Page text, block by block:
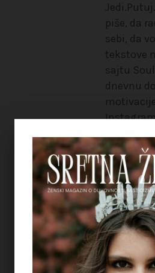
piše, da
sebi, da
tekstove
sajtu
dnevnu
njenim
koristiti u
rastu, kao
sva
možete
prijaviti